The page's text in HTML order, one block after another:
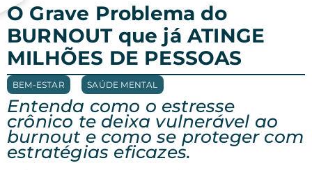
O Grave Problema do
BURNOUT que já ATINGE
MILHÕES DE PESSOAS
BEM-ESTAR SAÚDE MENTAL
Entenda como o estresse
crônico te deixa vulnerável ao
burnout e como se proteger com
estratégias eficazes.